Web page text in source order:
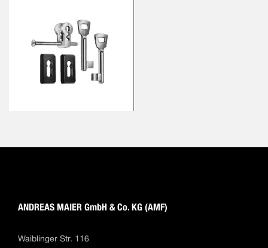
ANDREAS MAIER GmbH & Co. KG (AMF)
Waiblinger Str. 116